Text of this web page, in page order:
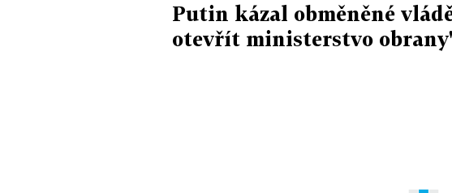
Putin kázal obměněné
otevřít ministerstvo